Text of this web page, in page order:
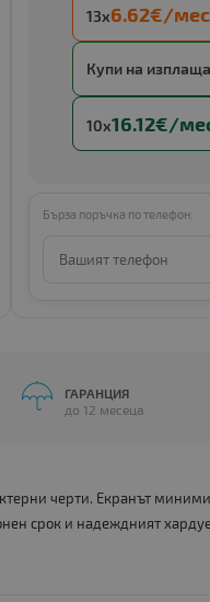
Купи с
13
13x6.62€/
Купи на
10x16.12€/
Бърза поръчка по телефон:
ГАРАНЦИЯ
до 12 месеца
черти. Екранът
срок и надеждният